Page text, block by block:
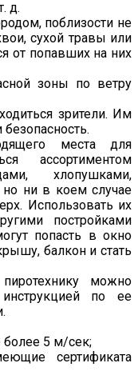
д.
поблизости не
сухой травы или
от попавших на них
зоны по ветру
зрители. Им
места для
ассортиментом
хлопушками,
ни в коем случае
Использовать их
постройками
попасть в окно
балкон и стать
можно
по ее
более 5 м/сек;
сертификата